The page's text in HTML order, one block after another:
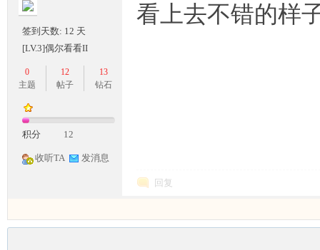
签到天数: 12 天
[LV.3]偶尔看看II
0
主题
12
帖子
13
钻石
积分 12
收听TA 发消息
看上去不错的样
回复